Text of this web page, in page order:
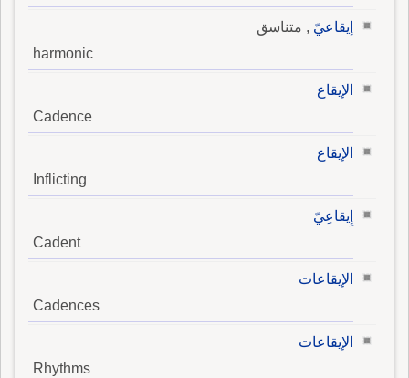
إيقاعيّ , متناسق
harmonic
الإيقاع
Cadence
الإيقاع
Inflicting
إِيقاعِيّ
Cadent
الإيقاعات
Cadences
الإيقاعات
Rhythms